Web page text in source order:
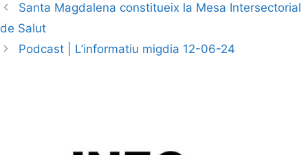
Santa Magdalena constitueix la Mesa Intersectorial
de Salut
Podcast | L’informatiu migdia 12-06-24